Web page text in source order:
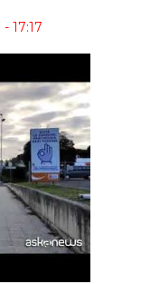
17:17